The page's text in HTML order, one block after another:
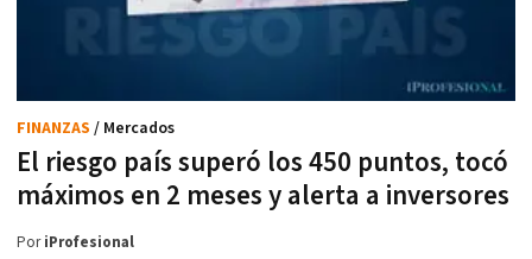
El riesgo país superó los 450 puntos, tocó
máximos en 2 meses y alerta a inversores
FINANZAS / Mercados
PoriProfesional